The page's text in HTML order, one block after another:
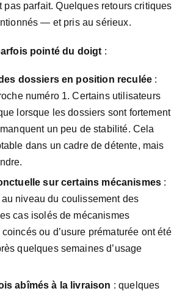
pas parfait. Quelques retours critiques
— et pris au sérieux.
pointé du doigt :
dossiers en position reculée :
numéro 1. Certains utilisateurs
lorsque les dossiers sont fortement
un peu de stabilité. Cela
dans un cadre de détente, mais
sur certains mécanismes :
au niveau du coulissement des
cas isolés de mécanismes
coincés ou d’usure prématurée ont été
quelques semaines d’usage
abîmés à la livraison : quelques